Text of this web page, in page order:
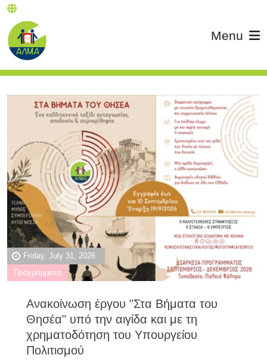
Menu
Friday, July 31, 2026
Προγράμματα
Ανακοίνωση έργου "Στα Βήματα του
Θησέα" υπό την αιγίδα και με τη
χρηματοδότηση του Υπουργείου
Πολιτισμού